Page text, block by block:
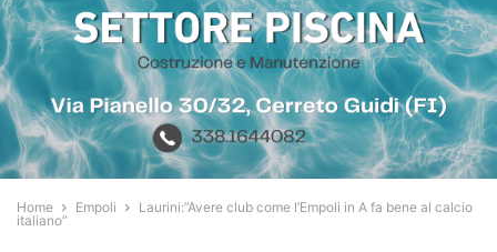
Home Empoli
Laurini:”Avere club come l’Empoli in A fa bene al calcio
italiano”